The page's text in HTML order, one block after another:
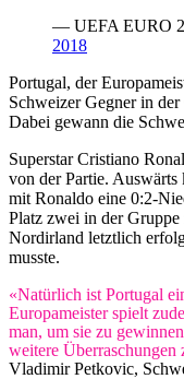
— UEFA EURO
2018
Portugal, der
Schweizer Gegner in
Dabei gewann die
Superstar Cristiano
von der Partie. Auswärts
mit Ronaldo eine 0:2-
Platz zwei in der Gruppe
Nordirland letztlich
musste.
«Natürlich ist Portugal
Europameister spielt
man, um sie zu
weitere Überraschungen
Vladimir Petkovic,